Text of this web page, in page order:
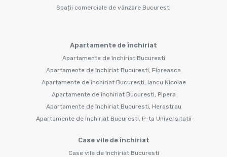
Spații comerciale de vânzare Bucuresti
Apartamente de închiriat
Apartamente de închiriat Bucuresti
Apartamente de închiriat Bucuresti, Floreasca
Apartamente de închiriat Bucuresti, Iancu Nicolae
Apartamente de închiriat Bucuresti, Pipera
Apartamente de închiriat Bucuresti, Herastrau
Apartamente de închiriat Bucuresti, P-ta Universitatii
Case vile de închiriat
Case vile de închiriat Bucuresti